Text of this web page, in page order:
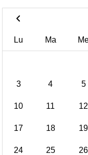
Lu Ma
3 4 5
10 11 12
17 18 19
24 25 26